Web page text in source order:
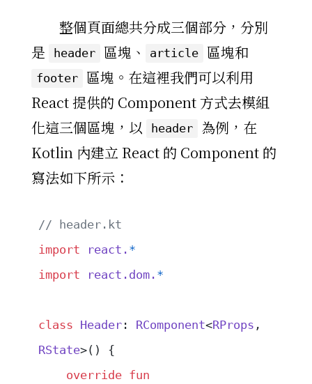
整個頁面總共分成三個部分，分別
是
header 區塊、 article 區塊和
footer
區塊。在這裡我們可以利用
React 提供的 Component 方式去模組
化這三個區塊，以
header
為例，在
Kotlin 內建立 React 的 Component 的
寫法如下所示：
// header.kt
import react. *
import react.dom. *
class Header : RComponent<RProps
RState>() {
    override
fun